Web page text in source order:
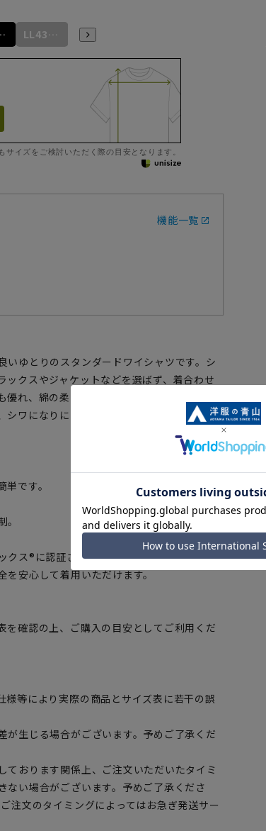
LL43cm/82cm
サイズをご検討いただく際の目安となります。
機能一覧
ゆとりのスタンダードワイシャツです。シ
クスやジャケットなどを選ばず、着合わせ
れ、綿の柔らかい風合いを持ち合わせた1枚
シワになりにくくアイロン掛けも簡単です。
です。
クス®に認証された、生地から付属まですべて
を安心して着用いただけます。
確認の上、ご購入の目安としてご利用くだ
等により実際の商品とサイズ表に若干の誤
生じる場合がございます。予めご了承くだ
おります関係上、ご注文いただいたタイミ
ない場合がございます。予めご了承くださ
注文のタイミングによってはお急ぎ発送サー